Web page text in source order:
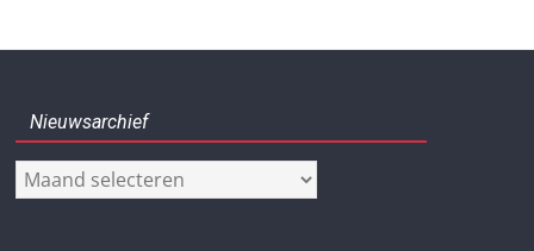
Nieuwsarchief
Nieuwsarchief